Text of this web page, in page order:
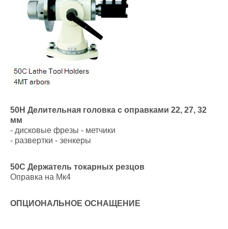
50H Делительная головка с оправками 22, 27, 32
мм
- дисковые фрезы - метчики
- развертки - зенкеры
50С Держатель токарных резцов
Оправка на Мк4
ОПЦИОНАЛЬНОЕ ОСНАЩЕНИЕ